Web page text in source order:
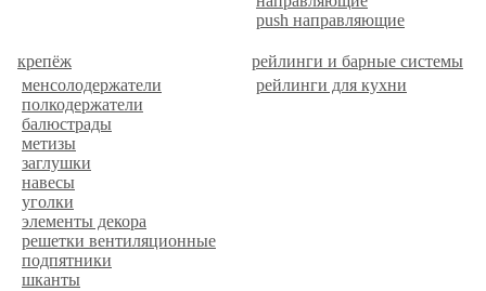
push направляющие
крепёж
менсолодержатели
полкодержатели
балюстрады
метизы
заглушки
навесы
уголки
элементы декора
решетки вентиляционные
подпятники
шканты
рейлинги и барные системы
рейлинги для кухни